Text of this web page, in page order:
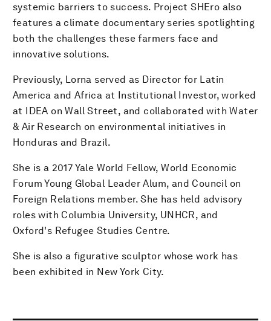
systemic barriers to success. Project SHEro also
features a climate documentary series spotlighting
both the challenges these farmers face and
innovative solutions.
Previously, Lorna served as Director for Latin
America and Africa at Institutional Investor, worked
at IDEA on Wall Street, and collaborated with Water
& Air Research on environmental initiatives in
Honduras and Brazil.
She is a 2017 Yale World Fellow, World Economic
Forum Young Global Leader Alum, and Council on
Foreign Relations member. She has held advisory
roles with Columbia University, UNHCR, and
Oxford's Refugee Studies Centre.
She is also a figurative sculptor whose work has
been exhibited in New York City.